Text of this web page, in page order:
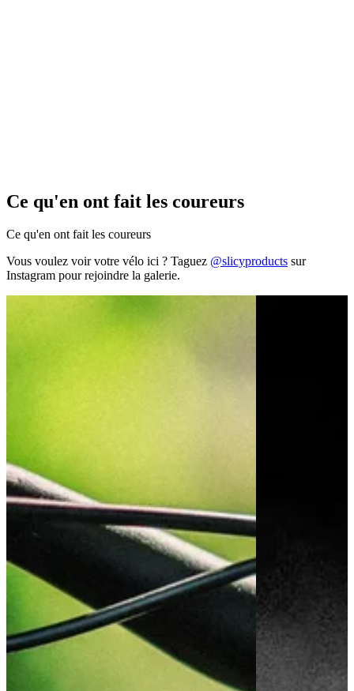
Ce qu'en ont fait les coureurs
Ce qu'en ont fait les coureurs
Vous voulez voir votre vélo ici ? Taguez @slicyproducts sur
Instagram pour rejoindre la galerie.